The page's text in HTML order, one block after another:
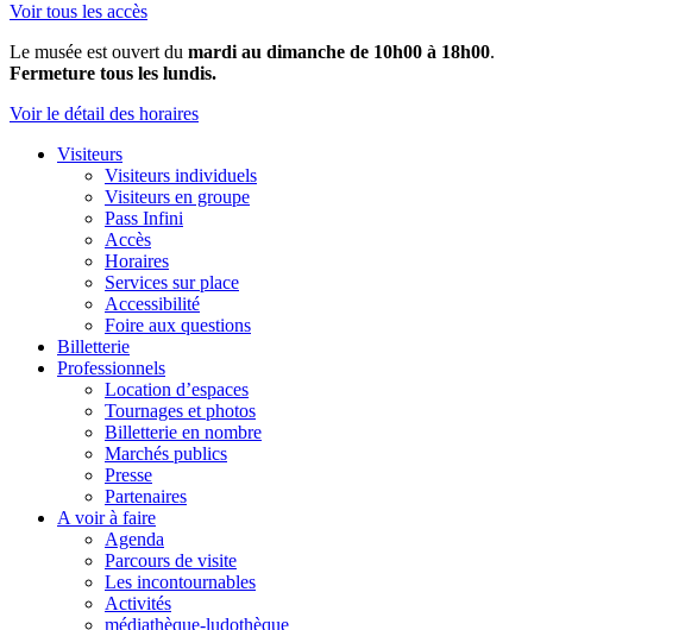
Voir tous les accès
Le musée est ouvert du mardi au dimanche de 10h00 à 18h00.
Fermeture tous les lundis.
Voir le détail des horaires
Visiteurs
Visiteurs individuels
Visiteurs en groupe
Pass Infini
Accès
Horaires
Services sur place
Accessibilité
Foire aux questions
Billetterie
Professionnels
Location d’espaces
Tournages et photos
Billetterie en nombre
Marchés publics
Presse
Partenaires
A voir à faire
Agenda
Parcours de visite
Les incontournables
Activités
médiathèque-ludothèque